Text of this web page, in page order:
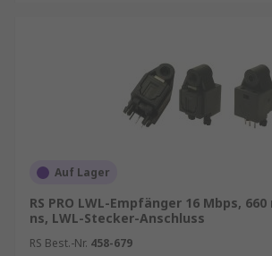
Auf Lager
RS PRO LWL-Empfänger 16 Mbps,
ns, LWL-Stecker-Anschluss
RS Best.-Nr. 458-679